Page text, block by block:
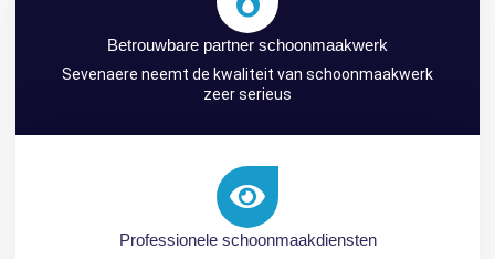
Betrouwbare partner schoonmaakwerk
Sevenaere neemt de kwaliteit van schoonmaakwerk
zeer serieus
Professionele schoonmaakdiensten